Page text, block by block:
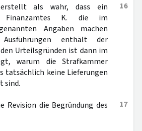
16
als wahr, dass ein
Finanzamtes K. die im
Angaben machen
enthält der
Urteilsgründen ist dann im
warum die Strafkammer
tatsächlich keine Lieferungen
sind.
17
Revision die Begründung des